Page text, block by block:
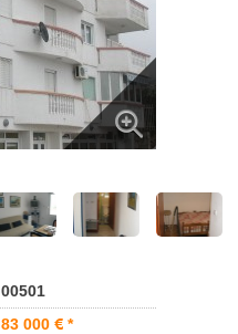
00501
83 000 *